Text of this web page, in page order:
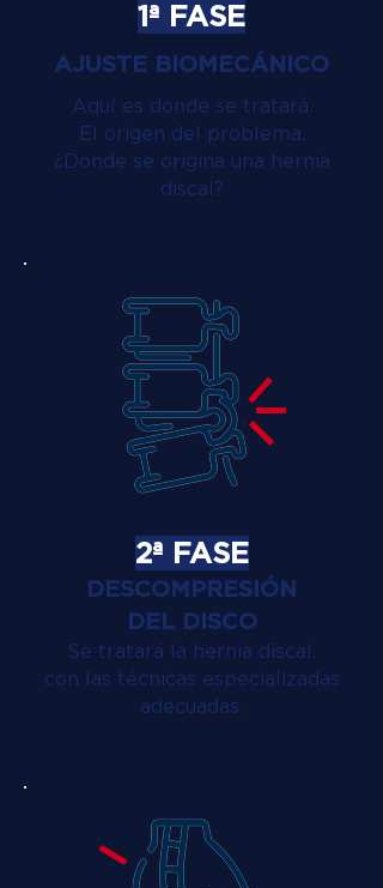
1ª FASE
AJUSTE BIOMECÁNICO
Aquí es donde se tratará.
El origen del problema.
¿Donde se origina una hernia
discal?
2ª FASE
DESCOMPRESIÓN
DEL DISCO
Se tratará la hernia discal.
con las técnicas especializadas
adecuadas.